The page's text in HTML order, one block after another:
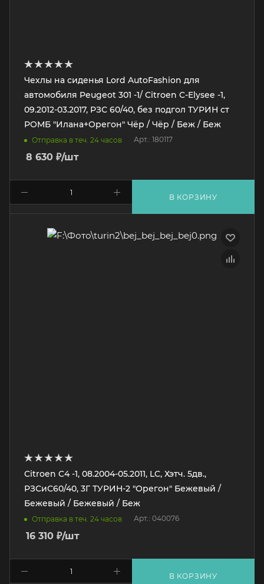
Чехлы на сиденья Lord AutoFashion для
автомобиля Peugeot 301 -1/ Citroen C-Elysee -1,
09.2012-03.2017, РЗС 60/40, без подгол ТУРИН ст
РОМБ "Илана+Орегон" Чёр / Чёр / Беж / Беж
Отправка в теч. 24 часов Арт.: 180117
8 630 ₽/шт
В КОРЗИНУ
Citroen C4 -1, 08.2004-05.2011, LC, Хэтч. 5дв.,
РЗСиС60/40, 3Г ТУРИН-2 "Орегон" Бежевый /
Бежевый / Бежевый / Беж
Отправка в теч. 24 часов Арт.: 040076
16 310 ₽/шт
В КОРЗИНУ